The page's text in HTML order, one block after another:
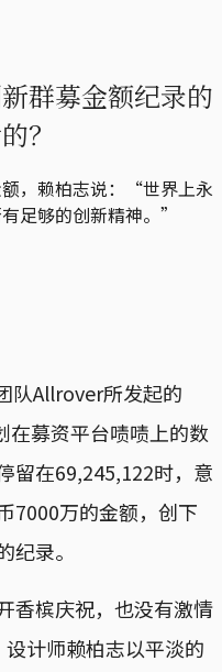
群募金额纪录的
？
，赖柏志说：“世界上永
足够的创新精神。”
队Allrover所发起的
募资平台啧啧上的数
留在69,245,122时，意
7000万的金额，创下
录。
香槟庆祝，也没有激情
计师赖柏志以平淡的